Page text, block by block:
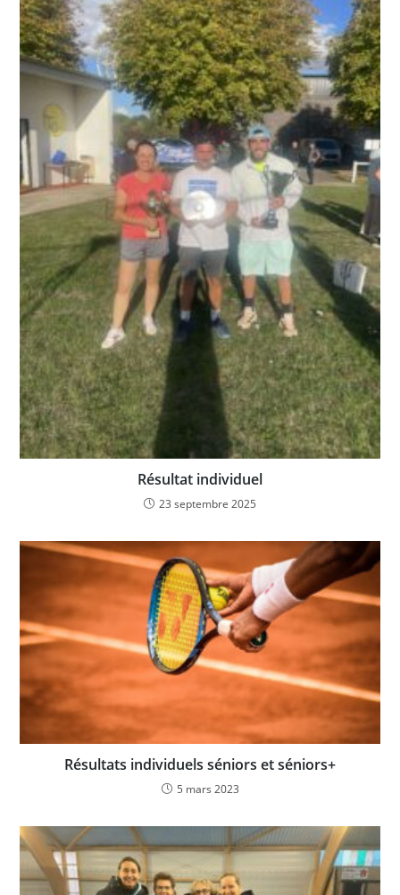
Résultat individuel
23 septembre 2025
Résultats individuels séniors et séniors+
5 mars 2023